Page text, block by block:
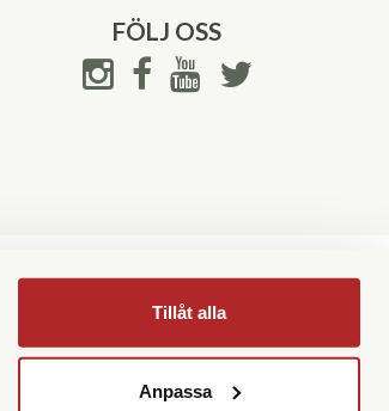
Tillåt alla
Anpassa
FÖLJ OSS